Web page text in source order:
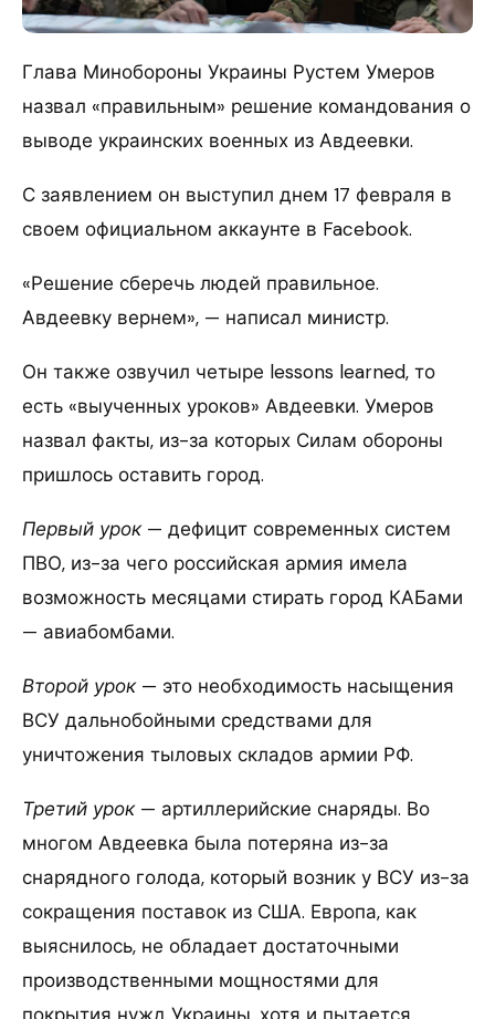
Глава Минобороны Украины Рустем Умеров
назвал «правильным» решение командования о
выводе украинских военных из Авдеевки.
С заявлением он выступил днем 17 февраля в
своем официальном аккаунте в Facebook.
«Решение сберечь людей правильное.
Авдеевку вернем», — написал министр.
Он также озвучил четыре lessons learned, то
есть «выученных уроков» Авдеевки. Умеров
назвал факты, из-за которых Силам обороны
пришлось оставить город.
Первый урок— дефицит современных систем
ПВО, из-за чего российская армия имела
возможность месяцами стирать город КАБами
— авиабомбами.
Второй урок — это необходимость насыщения
ВСУ дальнобойными средствами для
уничтожения тыловых складов армии РФ.
Третий урок — артиллерийские снаряды. Во
многом Авдеевка была потеряна из-за
снарядного голода, который возник у ВСУ из-за
сокращения поставок из США. Европа, как
выяснилось, не обладает достаточными
производственными мощностями для